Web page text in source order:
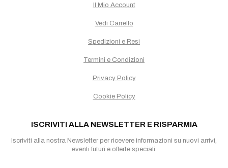
Il Mio Account
Vedi Carrello
Spedizioni e Resi
Termini e Condizioni
Privacy Policy
Cookie Policy
ISCRIVITI ALLA NEWSLETTER E RISPARMIA
Iscriviti alla nostra Newsletter per ricevere informazioni su nuovi arrivi,
eventi futuri e offerte speciali.